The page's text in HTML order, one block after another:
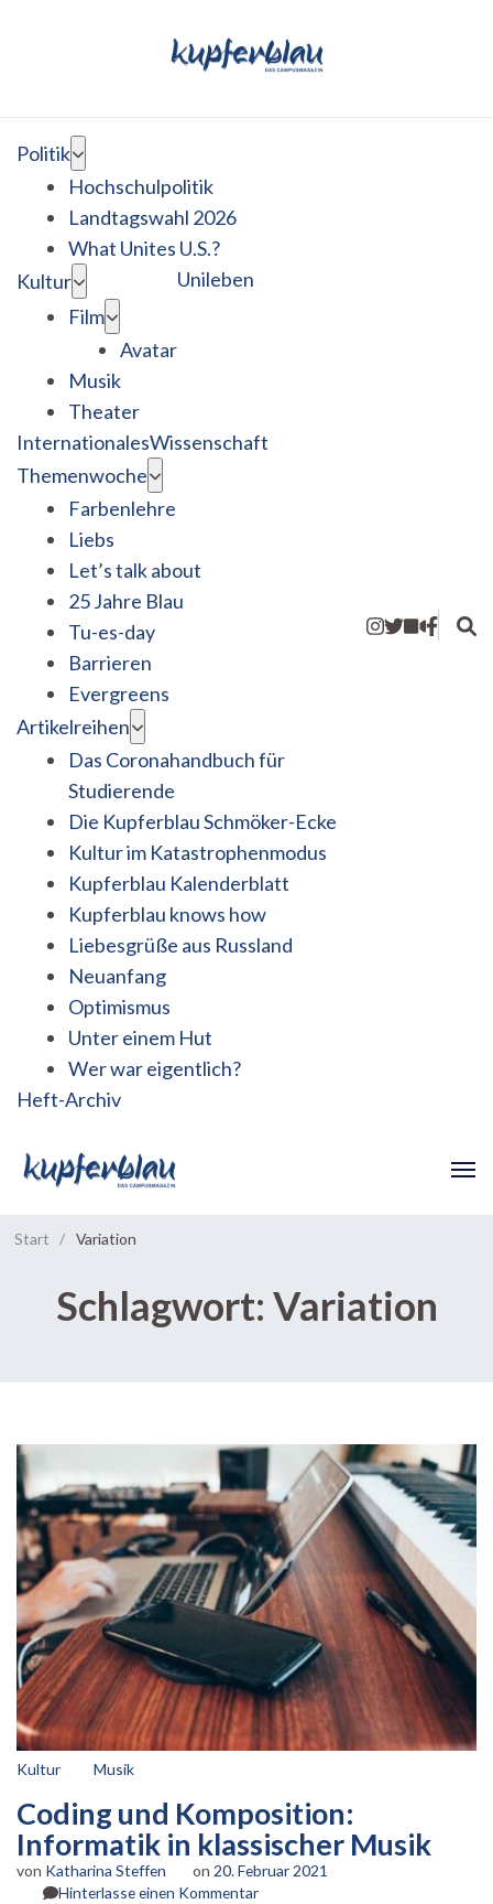
Politik
Hochschulpolitik
Landtagswahl 2026
What Unites U.S.?
Kultur
Film
Avatar
Musik
Theater
Unileben
InternationalesWissenschaft
Themenwoche
Farbenlehre
Liebs
Let’s talk about
25 Jahre Blau
Tu-es-day
Barrieren
Evergreens
Artikelreihen
Das Coronahandbuch für
Studierende
Die Kupferblau Schmöker-Ecke
Kultur im Katastrophenmodus
Kupferblau Kalenderblatt
Kupferblau knows how
Liebesgrüße aus Russland
Neuanfang
Optimismus
Unter einem Hut
Wer war eigentlich?
Heft-Archiv
Start / Variation
Schlagwort: Variation
Kultur Musik
Coding und Komposition:
Informatik in klassischer Musik
von Katharina Steffen on 20. Februar 2021
Hinterlasse einen Kommentarzu